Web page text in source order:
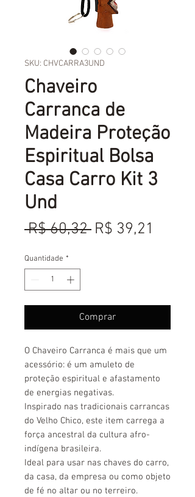
SKU: CHVCARRA3UND
Chaveiro
Carranca de
Madeira Proteção
Espiritual Bolsa
Casa Carro Kit 3
Und
R$ 60,32 Preço
R$ 39,21
Quantidade *
Comprar
O Chaveiro Carranca é mais que um
acessório: é um amuleto de
proteção espiritual e afastamento
de energias negativas.
Inspirado nas tradicionais carrancas
do Velho Chico, este item carrega a
força ancestral da cultura afro-
indígena brasileira.
Ideal para usar nas chaves do carro,
da casa, da empresa ou como objeto
de fé no altar ou no terreiro.